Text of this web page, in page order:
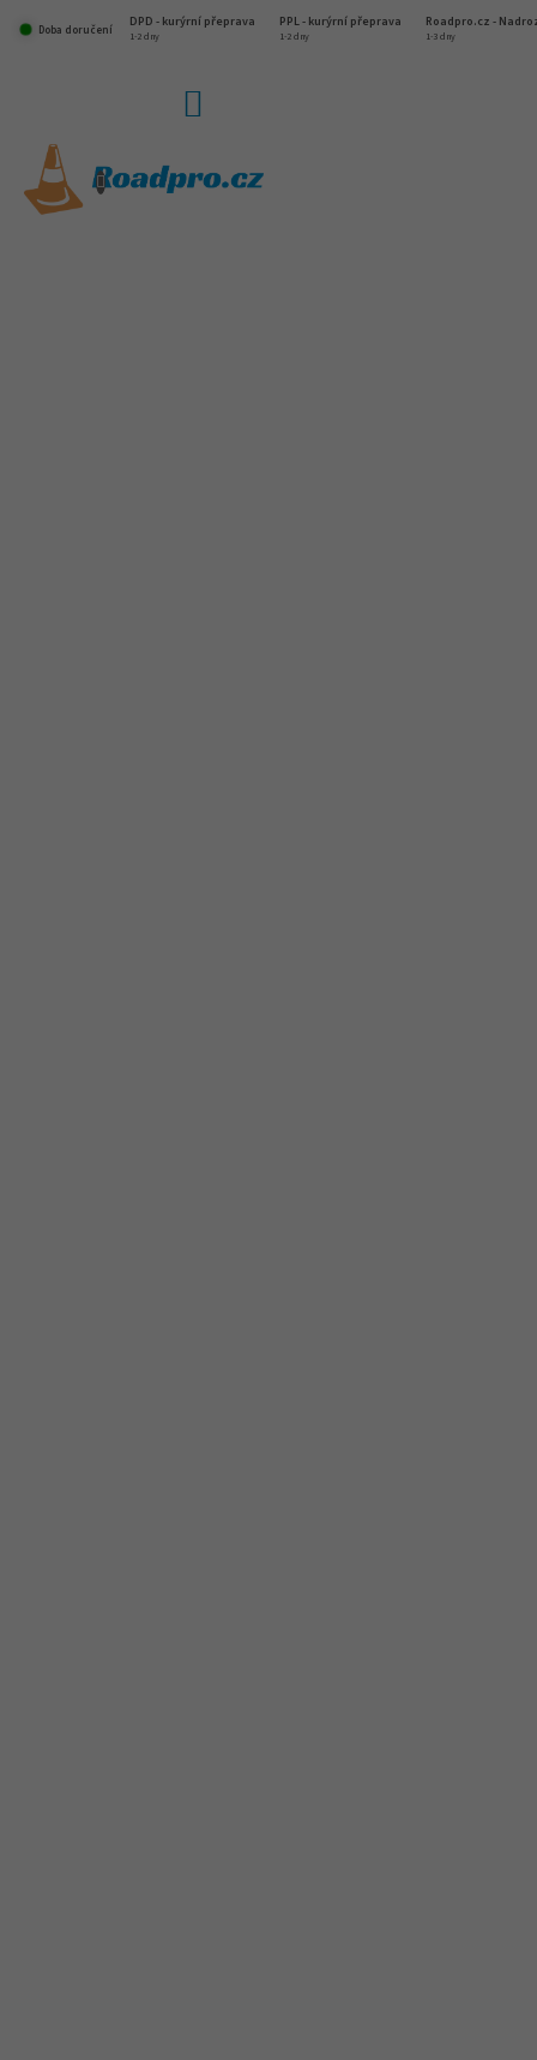
Doba doručení
DPD - kurýrní přeprava PPL - kurýrní přeprava Roadpro.cz -
1-2 dny 1-2 dny 1-3 dny